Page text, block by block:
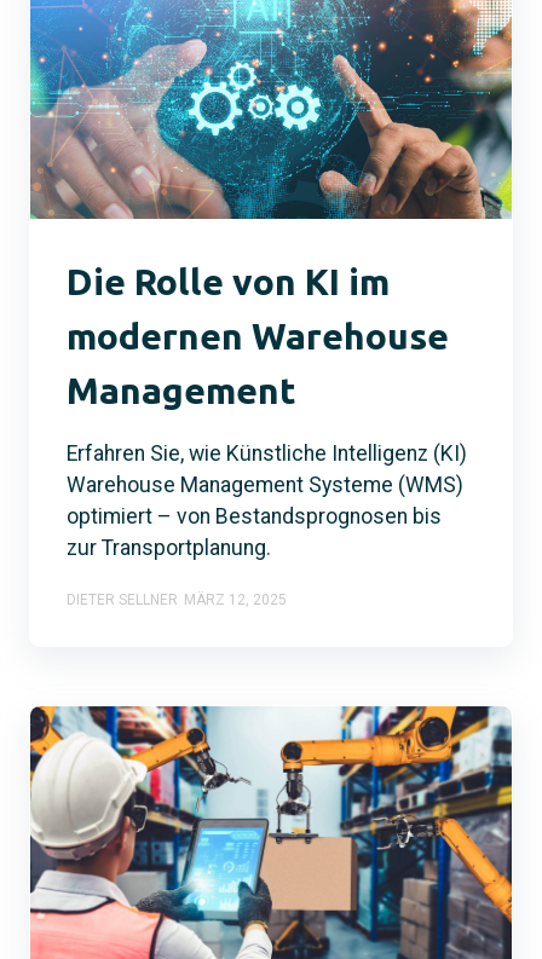
Die Rolle von KI im
modernen Warehouse
Management
Erfahren Sie, wie Künstliche Intelligenz (KI)
Warehouse Management Systeme (WMS)
optimiert – von Bestandsprognosen bis
zur Transportplanung.
DIETER SELLNER MÄRZ 12, 2025